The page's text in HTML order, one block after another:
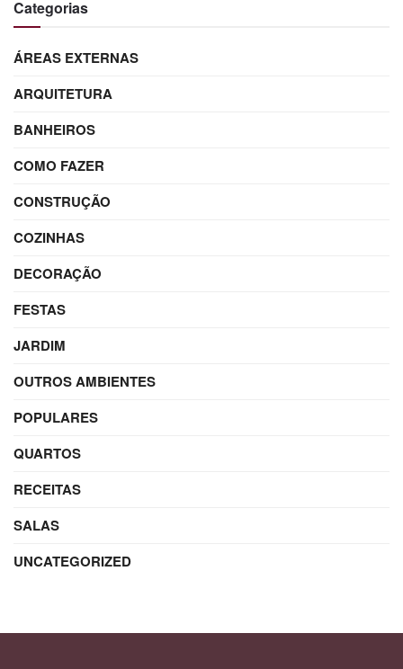
Categorias
ÁREAS EXTERNAS
ARQUITETURA
BANHEIROS
COMO FAZER
CONSTRUÇÃO
COZINHAS
DECORAÇÃO
FESTAS
JARDIM
OUTROS AMBIENTES
POPULARES
QUARTOS
RECEITAS
SALAS
UNCATEGORIZED